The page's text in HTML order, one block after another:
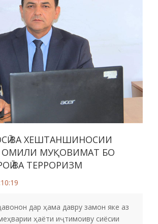
ВА ХЕШТАНШИНОСИИ
МУҚОВИМАТ БО
ВА ТЕРРОРИЗМ
дар ҳама давру замон яке аз
ҳаёти иҷтимоиву сиёсии